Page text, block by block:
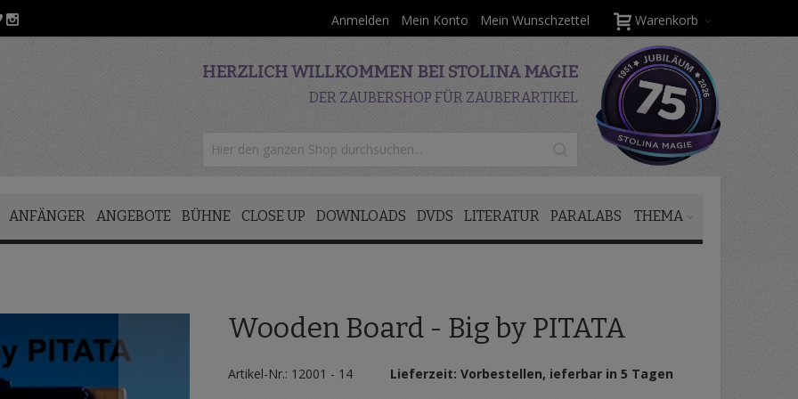
Warenkorb
Anmelden Mein Konto Mein Wunschzettel
HERZLICH WILLKOMMEN BEI STOLINA MAGIE
DER ZAUBERSHOP FÜR ZAUBERARTIKEL
ANFÄNGER ANGEBOTE BÜHNE CLOSE UP DOWNLOADS DVDS LITERATUR PARALABS THEMA
Wooden Board - Big by PITATA
Artikel-Nr.: 12001 - 14
Lieferzeit: Vorbestellen, ieferbar in 5 Tagen